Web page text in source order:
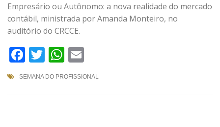
Empresário ou Autônomo: a nova realidade do mercado
contábil, ministrada por Amanda Monteiro, no
auditório do CRCCE.
Facebook
TwitterWhatsApp
SEMANA DO PROFISSIONAL